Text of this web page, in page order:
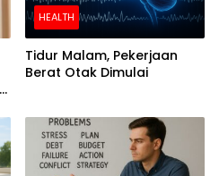
HEALTH
Tidur Malam, Pekerjaan
Berat Otak Dimulai